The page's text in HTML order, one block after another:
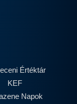
Értéktár
KEF
Napok